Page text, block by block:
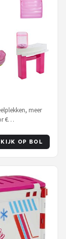
meer
€…
OP BOL